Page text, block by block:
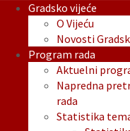
Gradsko vijeće
O Vijeću
Novosti
Program rada
Aktuelni
Napredna
rada
Statistika